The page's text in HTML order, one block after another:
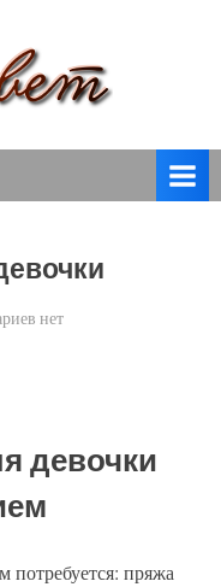
к
девочки
нет
девочки
потребуется: пряжа